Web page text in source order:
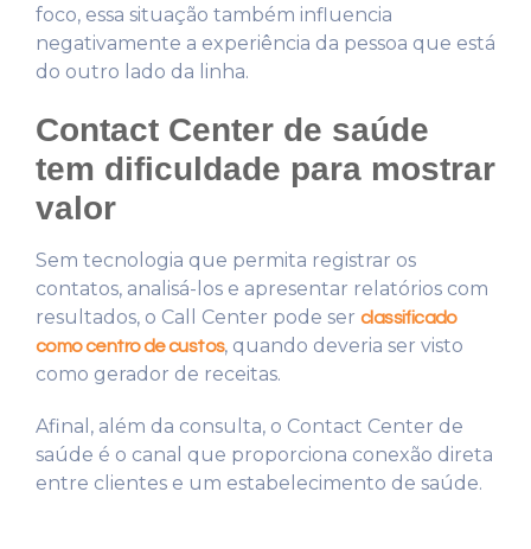
foco, essa situação também influencia
negativamente a experiência da pessoa que está
do outro lado da linha.
Contact Center de saúde
tem dificuldade para mostrar
valor
Sem tecnologia que permita registrar os
contatos, analisá-los e apresentar relatórios com
resultados, o Call Center pode ser classificado
como centro de custos, quando deveria ser visto
como gerador de receitas.
Afinal, além da consulta, o Contact Center de
saúde é o canal que proporciona conexão direta
entre clientes e um estabelecimento de saúde.